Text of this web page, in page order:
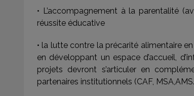
• L’accompagnement à la parentalité
réussite éducative
• la lutte contre la précarité alimentaire
en développant un espace d’accueil,
projets devront s’articuler en
partenaires institutionnels (CAF,